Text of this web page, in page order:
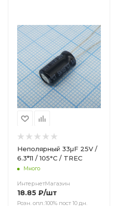
Неполярный 33µF 25V /
6.3*11 / 105°C / TREC
Много
ИнтернетМагазин
18.85 ₽/шт
Розн. опл.:100% пост 10 дн.